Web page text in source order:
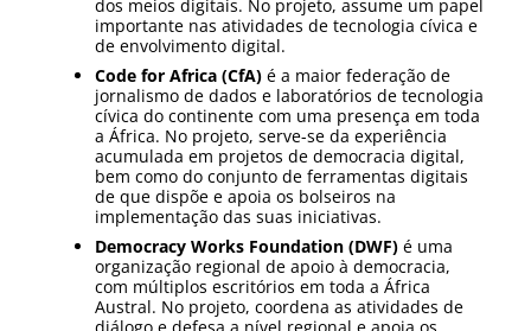
dos meios digitais. No projeto, assume um papel
importante nas atividades de tecnologia cívica e
de envolvimento digital.
Code for Africa (CfA) é a maior federação de
jornalismo de dados e laboratórios de tecnologia
cívica do continente com uma presença em toda
a África. No projeto, serve-se da experiência
acumulada em projetos de democracia digital,
bem como do conjunto de ferramentas digitais
de que dispõe e apoia os bolseiros na
implementação das suas iniciativas.
Democracy Works Foundation (DWF) é uma
organização regional de apoio à democracia,
com múltiplos escritórios em toda a África
Austral. No projeto, coordena as atividades de